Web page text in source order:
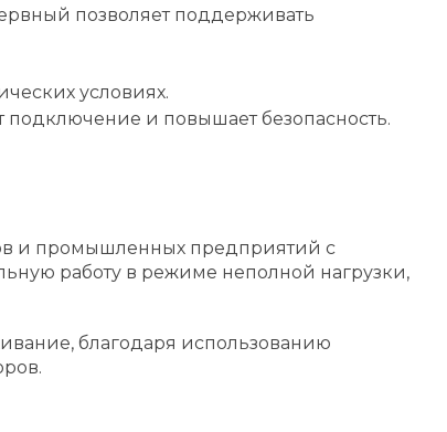
позволяет поддерживать
условиях.
и повышает безопасность.
и промышленных предприятий с
работу в режиме неполной нагрузки,
благодаря использованию